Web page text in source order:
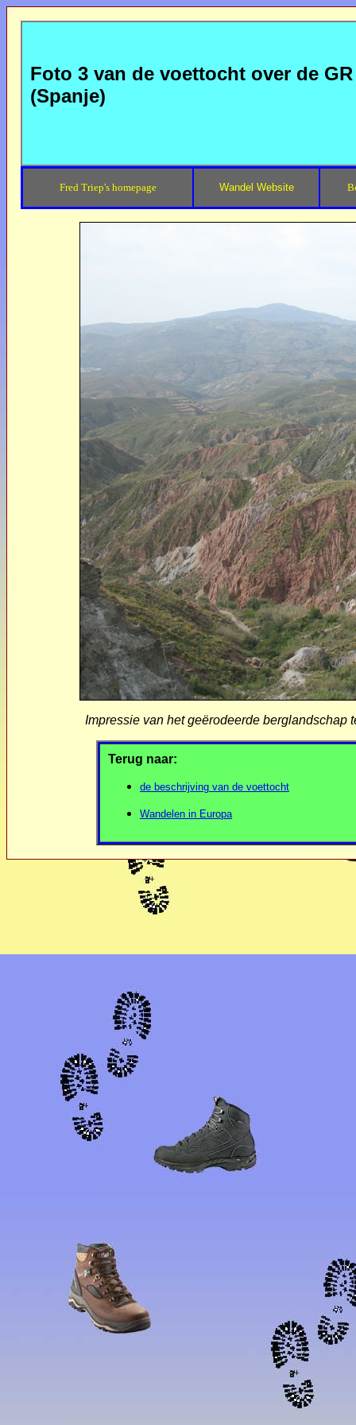
Foto 3 van de voettocht over de
(Spanje)
Fred Triep's homepage Wandel Website
Impressie van het geërodeerde
Terug naar:
de beschrijving van de voettocht
Wandelen in Europa